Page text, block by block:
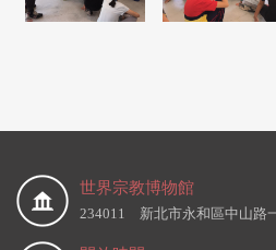
世界宗教博物館
234011 新北市永和區中山路